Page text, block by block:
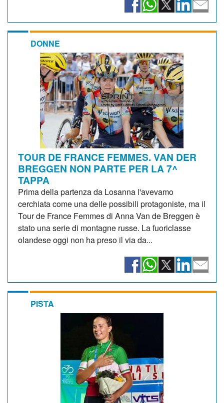
DONNE
TOUR DE FRANCE FEMMES. VAN DER
BREGGEN NON PARTE PER LA 7^
TAPPA
Prima della partenza da Losanna l'avevamo
cerchiata come una delle possibili protagoniste, ma il
Tour de France Femmes di Anna Van de Breggen è
stato una serie di montagne russe. La fuoriclasse
olandese oggi non ha preso il via da...
PISTA